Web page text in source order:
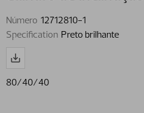
Número 12712810-1
Specification Preto brilhante
80/40/40